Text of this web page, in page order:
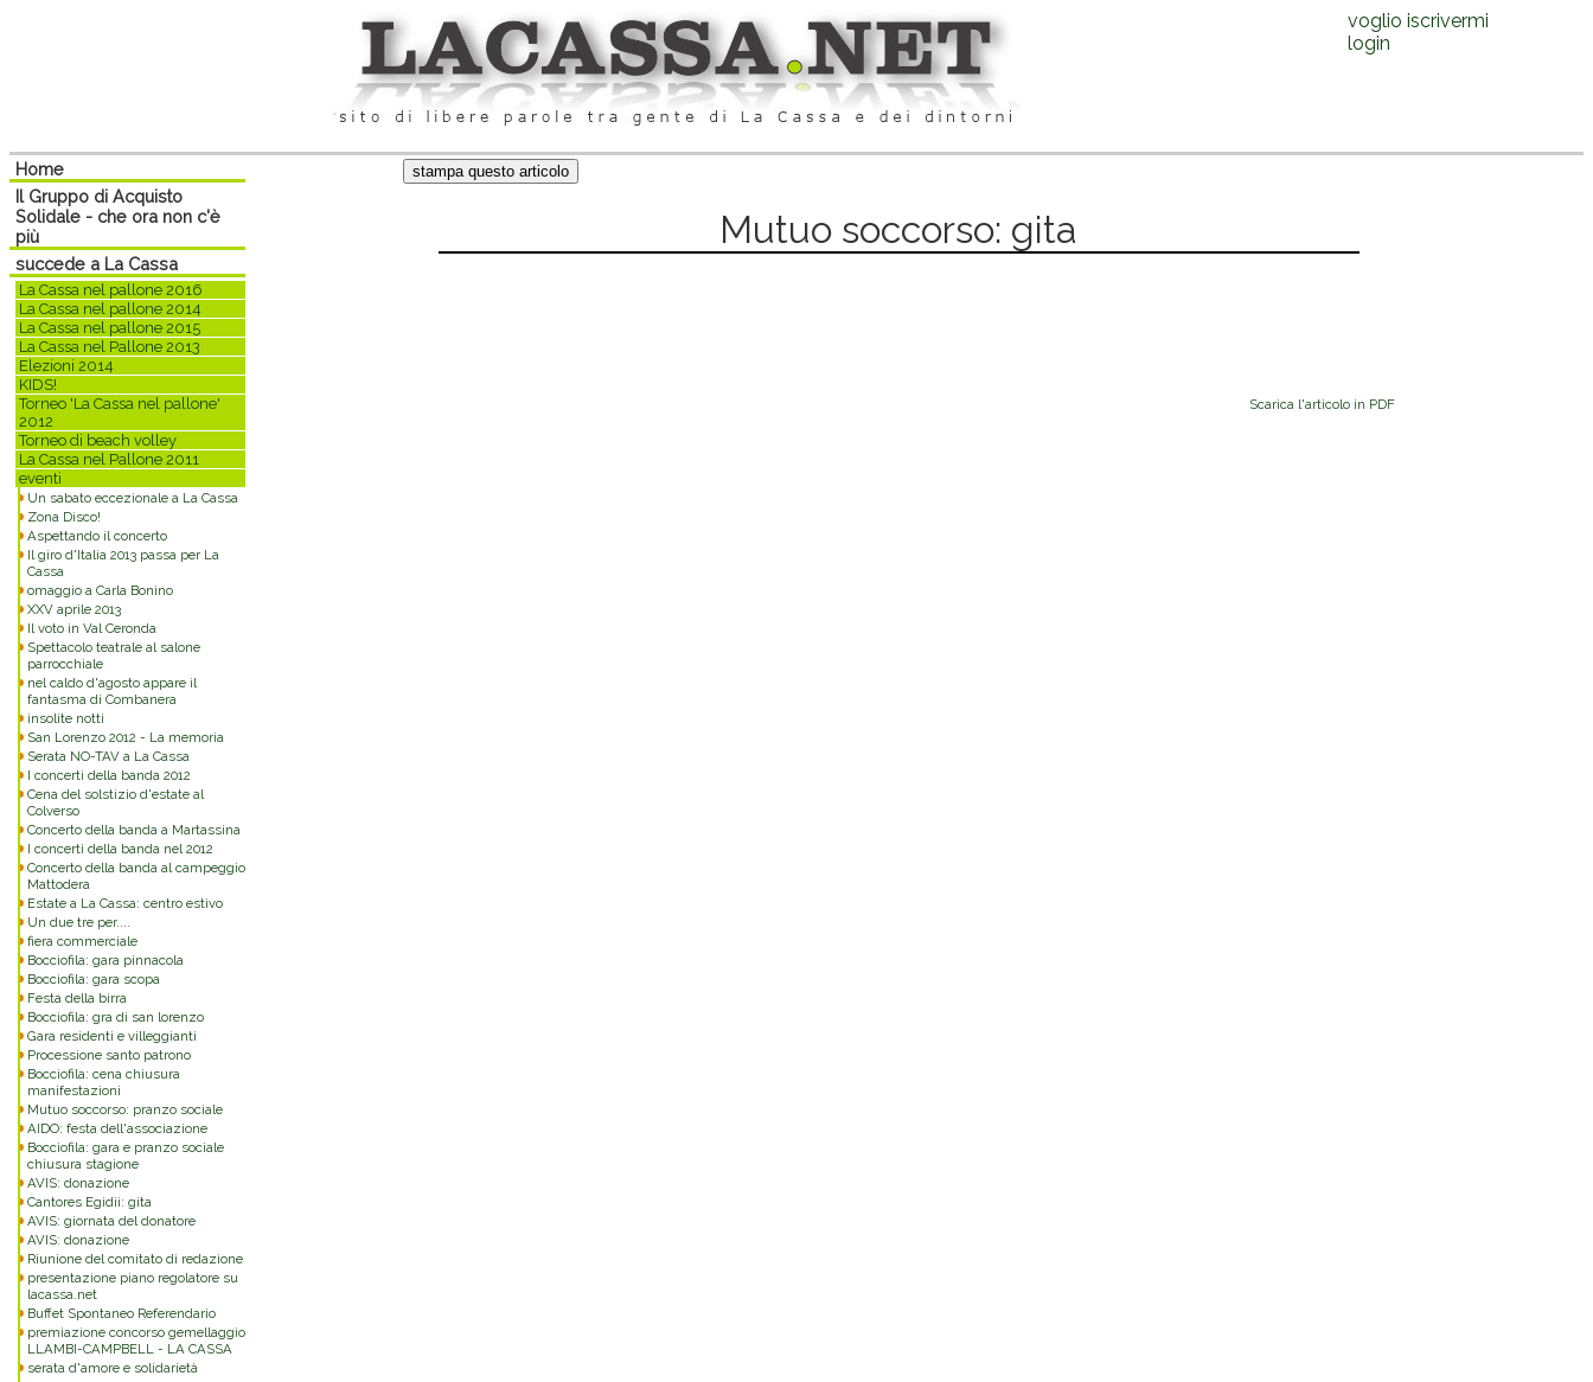
voglio iscrivermi
login
Home
Il Gruppo di Acquisto
Solidale - che ora non c'è
più
succede a La Cassa
La Cassa nel pallone 2016
La Cassa nel pallone 2014
La Cassa nel pallone 2015
La Cassa nel Pallone 2013
Elezioni 2014
KIDS!
Torneo 'La Cassa nel pallone'
2012
Torneo di beach volley
La Cassa nel Pallone 2011
eventi
Un sabato eccezionale a La Cassa
Zona Disco!
Aspettando il concerto
Il giro d'Italia 2013 passa per La
Cassa
omaggio a Carla Bonino
XXV aprile 2013
Il voto in Val Ceronda
Spettacolo teatrale al salone
parrocchiale
nel caldo d'agosto appare il
fantasma di Combanera
insolite notti
San Lorenzo 2012 - La memoria
Serata NO-TAV a La Cassa
I concerti della banda 2012
Cena del solstizio d'estate al
Colverso
Concerto della banda a Martassina
I concerti della banda nel 2012
Concerto della banda al campeggio
Mattodera
Estate a La Cassa: centro estivo
Un due tre per....
fiera commerciale
Bocciofila: gara pinnacola
Bocciofila: gara scopa
Festa della birra
Bocciofila: gra di san lorenzo
Gara residenti e villeggianti
Processione santo patrono
Bocciofila: cena chiusura
manifestazioni
Mutuo soccorso: pranzo sociale
AIDO: festa dell'associazione
Bocciofila: gara e pranzo sociale
chiusura stagione
AVIS: donazione
Cantores Egidii: gita
AVIS: giornata del donatore
AVIS: donazione
Riunione del comitato di redazione
presentazione piano regolatore su
lacassa.net
Buffet Spontaneo Referendario
premiazione concorso gemellaggio
LLAMBI-CAMPBELL - LA CASSA
serata d'amore e solidarietà
Mutuo soccorso: gita
Scarica l'articolo in PDF